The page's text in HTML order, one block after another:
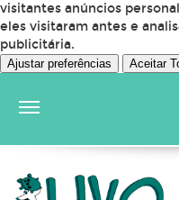
visitantes anúncios
eles visitaram antes e
publicitária.
Ajustar preferências Aceitar